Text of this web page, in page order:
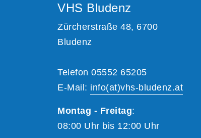
VHS Bludenz
Zürcherstraße 48, 6700
Bludenz
Telefon 05552 65205
E-Mail: info(at)vhs-bludenz.at
Montag - Freitag:
08:00 Uhr bis 12:00 Uhr